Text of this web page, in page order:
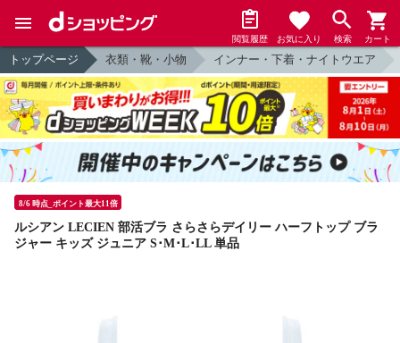
閲覧履歴 お気に入り 検索 カート
トップページ 衣類・靴・小物 インナー・下着・ナイトウエア
8/6 時点_ポイント最大11倍
ルシアン LECIEN 部活ブラ さらさらデイリー ハーフトップ ブラ
ジャー キッズ ジュニア S･M･L･LL 単品